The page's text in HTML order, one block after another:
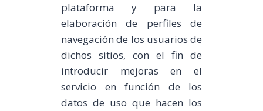
plataforma y para la
elaboración de perfiles de
navegación de los usuarios de
dichos sitios, con el fin de
introducir mejoras en el
servicio en función de los
datos de uso que hacen los